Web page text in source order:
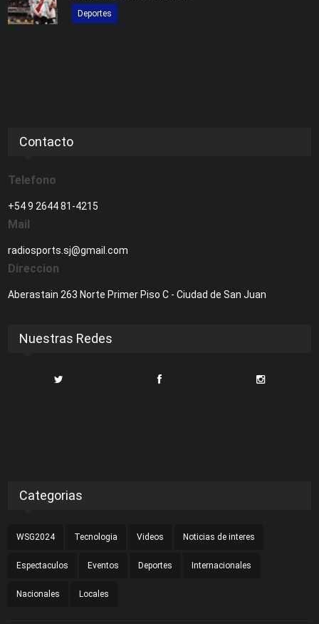
Deportes
Contacto
Telefono
+54 9 2644 81-4215
Mail
radiosports.sj@gmail.com
Direccion
Aberastain 263 Norte Primer Piso C - Ciudad de San Juan
Nuestras Redes
Categorias
WSG2024 Tecnologia Videos Noticias de interes
Espectaculos Eventos Deportes Internacionales
Nacionales Locales